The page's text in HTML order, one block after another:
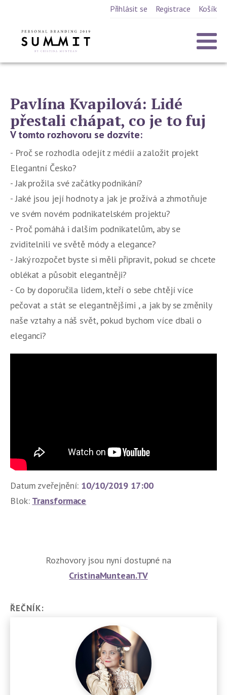
Přihlásit se Registrace Košík
Datum zveřejnění: 10/10/2019 17:00
Blok: Transformace
Pavlína Kvapilová: Lidé
přestali chápat, co je to fuj
V tomto rozhovoru se dozvíte:
- Proč se rozhodla odejít z médií a založit projekt
Elegantní Česko?
- Jak prožila své začátky podnikání?
- Jaké jsou její hodnoty a jak je prožívá a zhmotňuje
ve svém novém podnikatelském projektu?
- Proč pomáhá i dalším podnikatelům, aby se
zviditelnili ve světě módy a elegance?
- Jaký rozpočet byste si měli připravit, pokud se chcete
oblékat a působit elegantněji?
- Co by doporučila lidem, kteří o sebe chtějí více
pečovat a stát se elegantnějšími , a jak by se změnily
naše vztahy a náš svět, pokud bychom více dbali o
eleganci?
Rozhovory jsou nyní dostupné na
CristinaMuntean.TV
ŘEČNÍK: